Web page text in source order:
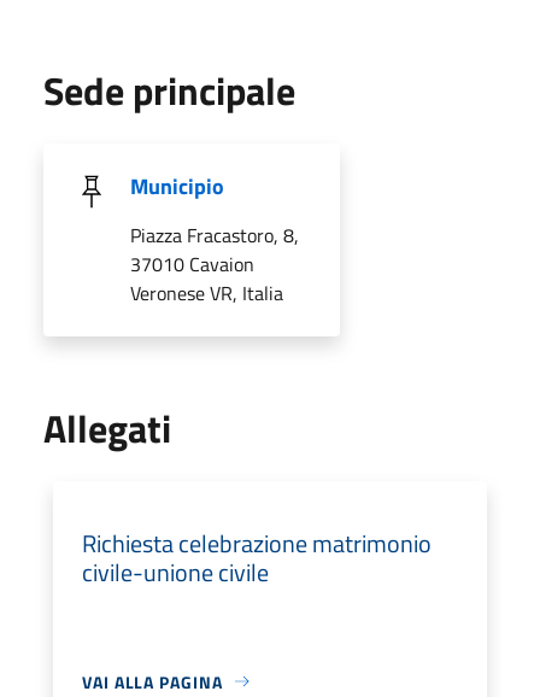
Sede principale
Municipio
Piazza Fracastoro, 8,
37010 Cavaion
Veronese VR, Italia
Allegati
Richiesta celebrazione matrimonio
civile-unione civile
VAI ALLA PAGINA